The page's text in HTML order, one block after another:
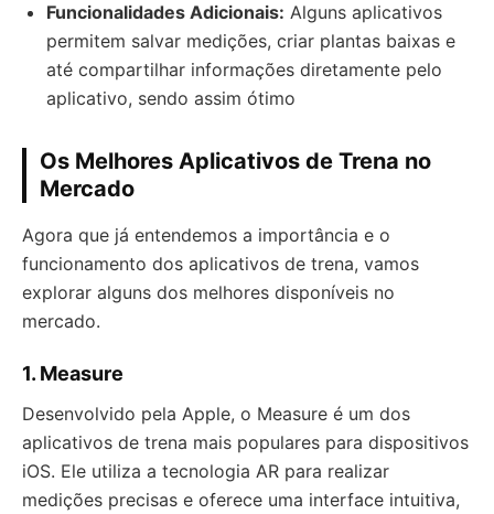
Funcionalidades Adicionais: Alguns aplicativos
permitem salvar medições, criar plantas baixas e
até compartilhar informações diretamente pelo
aplicativo, sendo assim ótimo
Os Melhores Aplicativos de Trena no
Mercado
Agora que já entendemos a importância e o
funcionamento dos aplicativos de trena, vamos
explorar alguns dos melhores disponíveis no
mercado.
1. Measure
Desenvolvido pela Apple, o Measure é um dos
aplicativos de trena mais populares para dispositivos
iOS. Ele utiliza a tecnologia AR para realizar
medições precisas e oferece uma interface intuitiva,